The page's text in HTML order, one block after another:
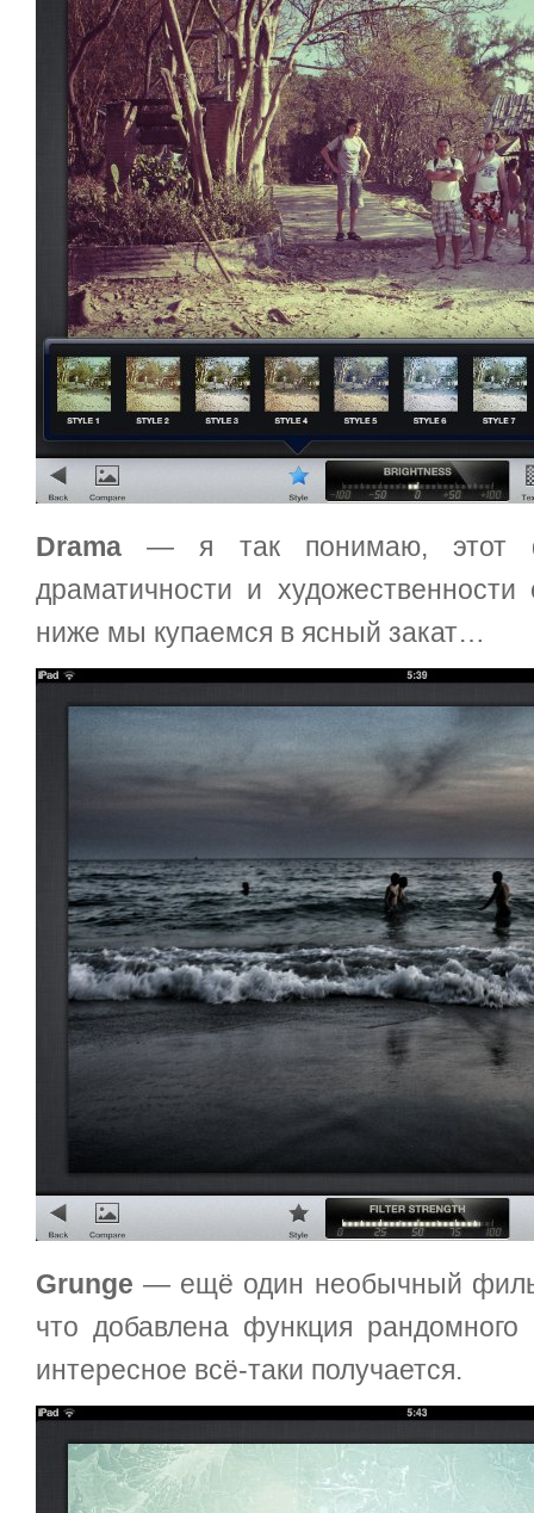
Drama — я так понимаю, этот
драматичности и
ниже мы купаемся в ясный закат…
Grunge — ещё один необычный
что добавлена функция
интересное всё-таки получается.